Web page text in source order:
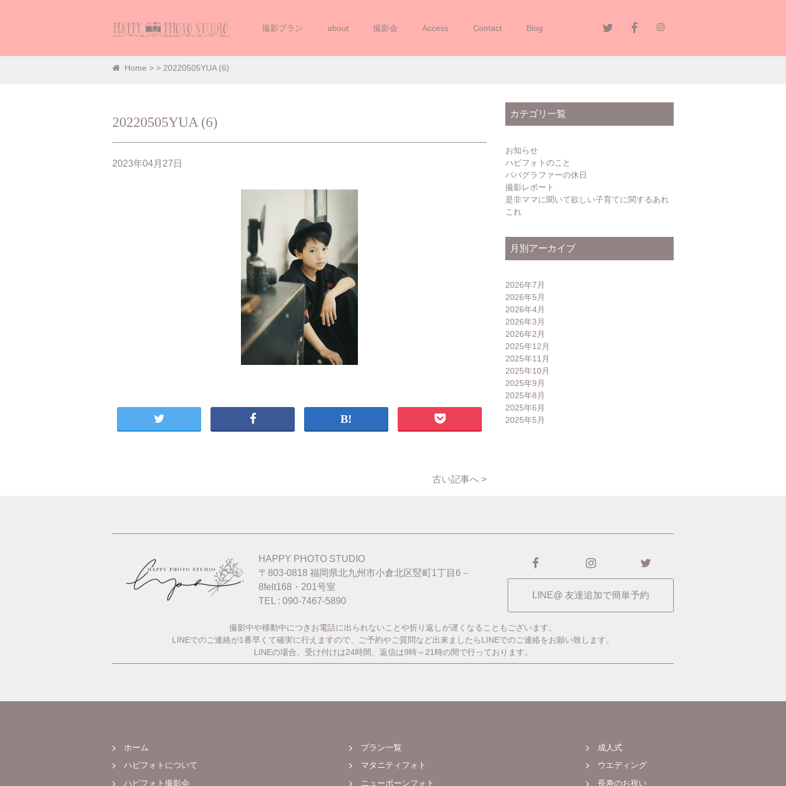
撮影プラン about 撮影会 Access Contact Blog
Home > > 20220505YUA (6)
20220505YUA (6)
2023年04月27日
古い記事へ >
カテゴリ一覧
お知らせ
ハピフォトのこと
パパグラファーの休日
撮影レポート
是非ママに聞いて欲しい子育てに関するあれ
これ
月別アーカイブ
2026年7月
2026年5月
2026年4月
2026年3月
2026年2月
2025年12月
2025年11月
2025年10月
2025年9月
2025年8月
2025年6月
2025年5月
HAPPY PHOTO STUDIO
〒803-0818 福岡県北九州市小倉北区竪町1丁目6－
8felt168・201号室
TEL : 090-7467-5890
LINE@ 友達追加で簡単予約
撮影中や移動中につきお電話に出られないことや折り返しが遅くなることもございます。
LINEでのご連絡が1番早くて確実に行えますので、ご予約やご質問など出来ましたらLINEでのご連絡をお願い致します。
LINEの場合、受け付けは24時間、返信は9時～21時の間で行っております。
ホーム
ハピフォトについて
ハピフォト撮影会
プラン一覧
マタニティフォト
ニューボーンフォト
成人式
ウエディング
長寿のお祝い